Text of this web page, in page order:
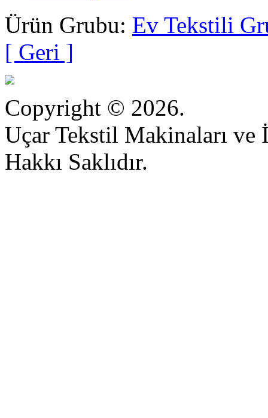
Ürün Grubu: Ev Tekstili
[ Geri ]
Copyright © 2026.
Uçar Tekstil Makinaları ve
Hakkı Saklıdır.